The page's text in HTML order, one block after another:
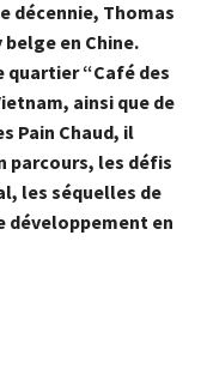
décennie, Thomas
en Chine.
quartier “Café des
ainsi que de
Pain Chaud, il
parcours, les défis
les séquelles de
développement en